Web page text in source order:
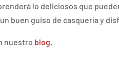
lo deliciosos que
buen guiso de casquería y
nuestro blog